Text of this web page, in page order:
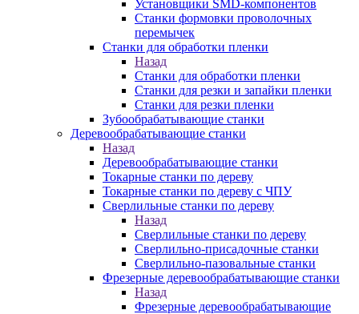
Установщики SMD-компонентов
Станки формовки проволочных
перемычек
Станки для обработки пленки
Назад
Станки для обработки пленки
Станки для резки и запайки пленки
Станки для резки пленки
Зубообрабатывающие станки
Деревообрабатывающие станки
Назад
Деревообрабатывающие станки
Токарные станки по дереву
Токарные станки по дереву с ЧПУ
Сверлильные станки по дереву
Назад
Сверлильные станки по дереву
Сверлильно-присадочные станки
Сверлильно-пазовальные станки
Фрезерные деревообрабатывающие станки
Назад
Фрезерные деревообрабатывающие